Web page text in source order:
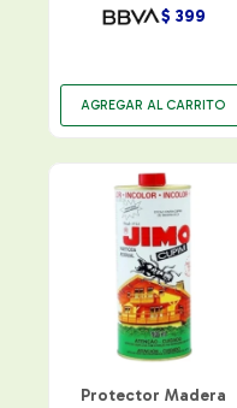
$ 399
Protector Madera